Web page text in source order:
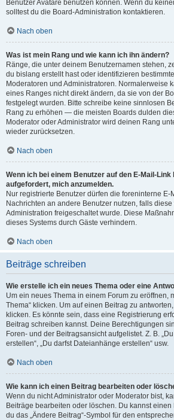
Benutzer Avatare benutzen können. Wenn du
solltest du die Board-Administration kontaktieren.
Nach oben
Was ist mein Rang und wie kann ich ihn ändern?
Ränge, die unter deinem Benutzernamen stehen,
du bislang erstellt hast oder identifizieren
Moderatoren und Administratoren. Normalerweise
eines Ranges nicht direkt ändern, da sie von der
festgelegt wurden. Bitte schreibe keine sinnlosen
Rang zu erhöhen — die meisten Boards dulden
Moderator oder Administrator wird deinen Rang
wieder zurücksetzen.
Nach oben
Wenn ich bei einem Benutzer auf den E-Mail-
aufgefordert, mich anzumelden.
Nur registrierte Benutzer dürfen die foreninterne E-
Nachrichten an andere Benutzer nutzen, falls
Administration freigeschaltet wurde. Diese
dieses Systems durch Gäste verhindern.
Nach oben
Beiträge schreiben
Wie erstelle ich ein neues Thema oder eine
Um ein neues Thema in einem Forum zu eröffnen,
Thema“ klicken. Um auf einen Beitrag zu
klicken. Es könnte sein, dass eine Registrierung
Beitrag schreiben kannst. Deine Berechtigungen
Foren- und der Beitragsansicht aufgelistet. Z. B.
erstellen“, „Du darfst Dateianhänge erstellen“ usw.
Nach oben
Wie kann ich einen Beitrag bearbeiten oder
Wenn du nicht Administrator oder Moderator bist,
Beiträge bearbeiten oder löschen. Du kannst
du das „Ändere Beitrag“-Symbol für den